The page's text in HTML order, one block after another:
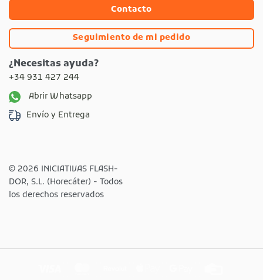
Contacto
Seguimiento de mi pedido
¿Necesitas ayuda?
+34 931 427 244
Abrir Whatsapp
Envío y Entrega
© 2026 INICIATIVAS FLASH-
DOR, S.L. (Horecáter) - Todos
los derechos reservados